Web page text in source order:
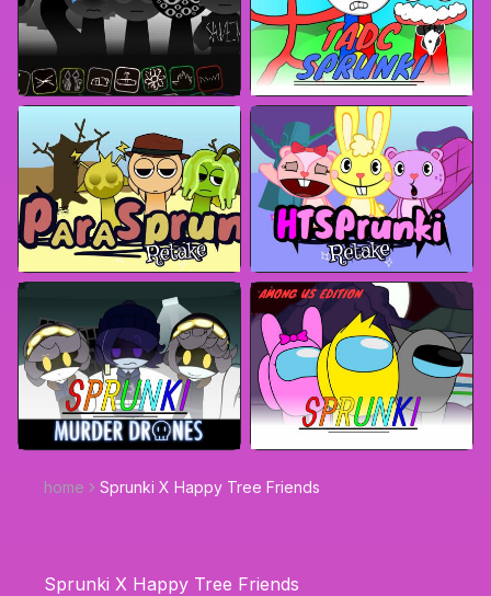
home Sprunki X Happy Tree Friends
Sprunki X Happy Tree Friends